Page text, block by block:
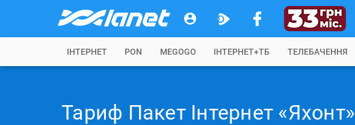
IНТЕРНЕТ PON MEGOGO ІНТЕРНЕТ+ТБ ТЕЛЕБАЧЕННЯ
Тариф Пакет Інтернет «Яхонт»